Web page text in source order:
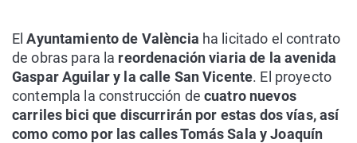
ElAyuntamiento de València ha licitado el contrato
de obras para la reordenación viaria de la avenida
Gaspar Aguilar y la calle San Vicente. El proyecto
contempla la construcción de cuatro nuevos
carriles bici que discurrirán por estas dos vías, así
como como por las calles Tomás Sala y Joaquín